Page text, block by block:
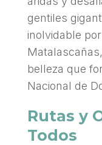
gentiles
inolvidable
belleza que
Nacional de
Rutas y
Todos